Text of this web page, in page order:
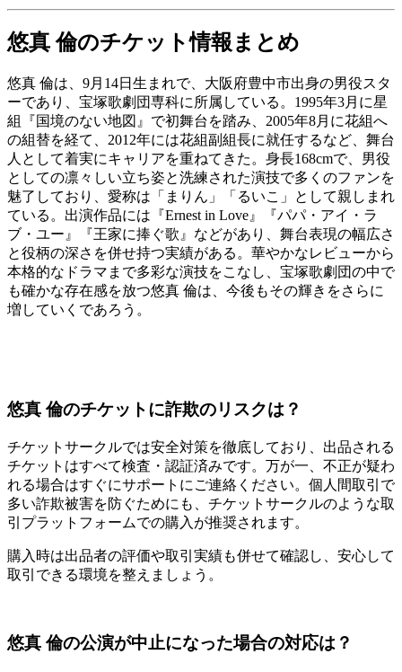
悠真 倫のチケット情報まとめ
悠真 倫は、9月14日生まれで、大阪府豊中市出身の男役スタ
ーであり、宝塚歌劇団専科に所属している。1995年3月に星
組『国境のない地図』で初舞台を踏み、2005年8月に花組へ
の組替を経て、2012年には花組副組長に就任するなど、舞台
人として着実にキャリアを重ねてきた。身長168cmで、男役
としての凛々しい立ち姿と洗練された演技で多くのファンを
魅了しており、愛称は「まりん」「るいこ」として親しまれ
ている。出演作品には『Ernest in Love』『パパ・アイ・ラ
ブ・ユー』『王家に捧ぐ歌』などがあり、舞台表現の幅広さ
と役柄の深さを併せ持つ実績がある。華やかなレビューから
本格的なドラマまで多彩な演技をこなし、宝塚歌劇団の中で
も確かな存在感を放つ悠真 倫は、今後もその輝きをさらに
増していくであろう。
悠真 倫のチケットに詐欺のリスクは？
チケットサークルでは安全対策を徹底しており、出品される
チケットはすべて検査・認証済みです。万が一、不正が疑わ
れる場合はすぐにサポートにご連絡ください。個人間取引で
多い詐欺被害を防ぐためにも、チケットサークルのような取
引プラットフォームでの購入が推奨されます。
購入時は出品者の評価や取引実績も併せて確認し、安心して
取引できる環境を整えましょう。
悠真 倫の公演が中止になった場合の対応は？